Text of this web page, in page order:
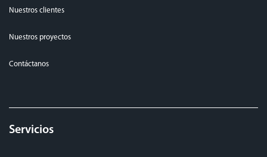
Nuestros clientes
Nuestros proyectos
Contáctanos
Servicios